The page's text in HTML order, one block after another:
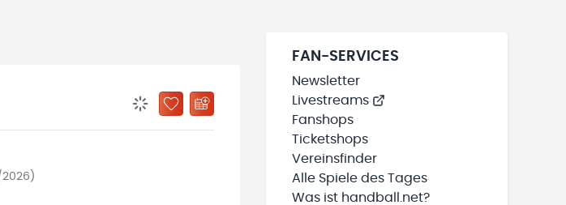
BENACHRICHTIGUNGSSTATUS WIRD GELADEN
ZU „MEINE TEAMS“ HINZUFÜGEN
FAN-SERVICES
Newsletter
Livestreams
Fanshops
Ticketshops
Vereinsfinder
Alle Spiele des Tages
Was ist handball.net?